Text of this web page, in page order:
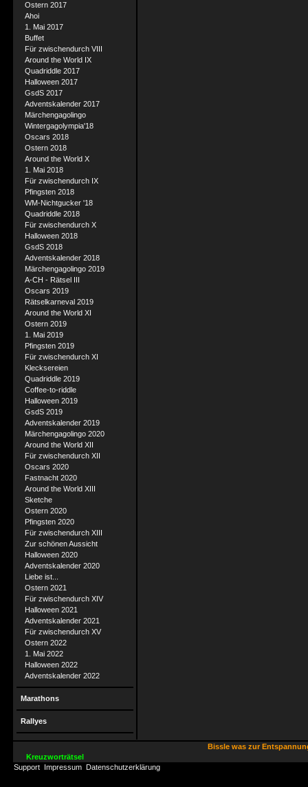
Ostern 2017
Ahoi
1. Mai 2017
Buffet
Für zwischendurch VIII
Around the World IX
Quadriddle 2017
Halloween 2017
GsdS 2017
Adventskalender 2017
Märchengagolingo
Wintergagolympia'18
Oscars 2018
Ostern 2018
Around the World X
1. Mai 2018
Für zwischendurch IX
Pfingsten 2018
WM-Nichtgucker '18
Quadriddle 2018
Für zwischendurch X
Halloween 2018
GsdS 2018
Adventskalender 2018
Märchengagolingo 2019
A-CH - Rätsel III
Oscars 2019
Rätselkarneval 2019
Around the World XI
Ostern 2019
1. Mai 2019
Pfingsten 2019
Für zwischendurch XI
Klecksereien
Quadriddle 2019
Coffee-to-riddle
Halloween 2019
GsdS 2019
Adventskalender 2019
Märchengagolingo 2020
Around the World XII
Für zwischendurch XII
Oscars 2020
Fastnacht 2020
Around the World XIII
Sketche
Ostern 2020
Pfingsten 2020
Für zwischendurch XIII
Zur schönen Aussicht
Halloween 2020
Adventskalender 2020
Liebe ist...
Ostern 2021
Für zwischendurch XIV
Halloween 2021
Adventskalender 2021
Für zwischendurch XV
Ostern 2022
1. Mai 2022
Halloween 2022
Adventskalender 2022
Marathons
Rallyes
Bissle was zur
Kreuzworträtsel
Support Impressum Datenschutzerklärung